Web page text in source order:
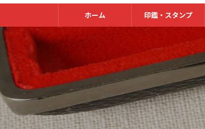
へ
キ
ッ
プ
ョ
に
移
動
ホーム 印鑑・スタンプ